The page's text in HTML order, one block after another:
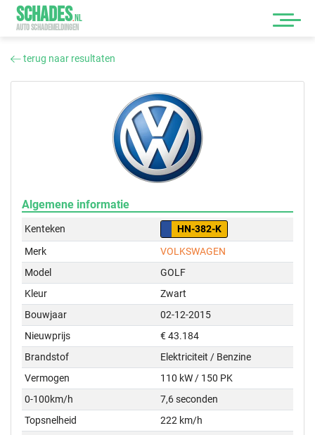
SCHADES.NL
AUTO SCHADEMELDINGEN
terug naar resultaten
Algemene informatie
Kenteken
HN-382-K
Merk
VOLKSWAGEN
Model
GOLF
Kleur
Zwart
Bouwjaar
02-12-2015
Nieuwprijs
€ 43.184
Brandstof
Elektriciteit / Benzine
Vermogen
110 kW / 150 PK
0-100km/h
7,6 seconden
Topsnelheid
222 km/h